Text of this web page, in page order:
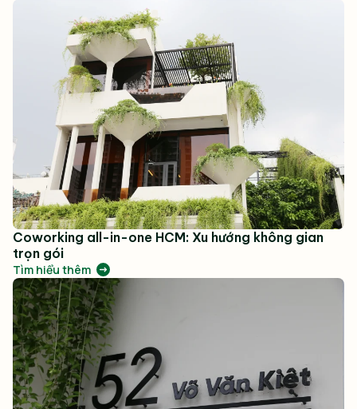
Coworking all-in-one HCM: Xu hướng không gian
trọn gói
Tìm hiểu thêm